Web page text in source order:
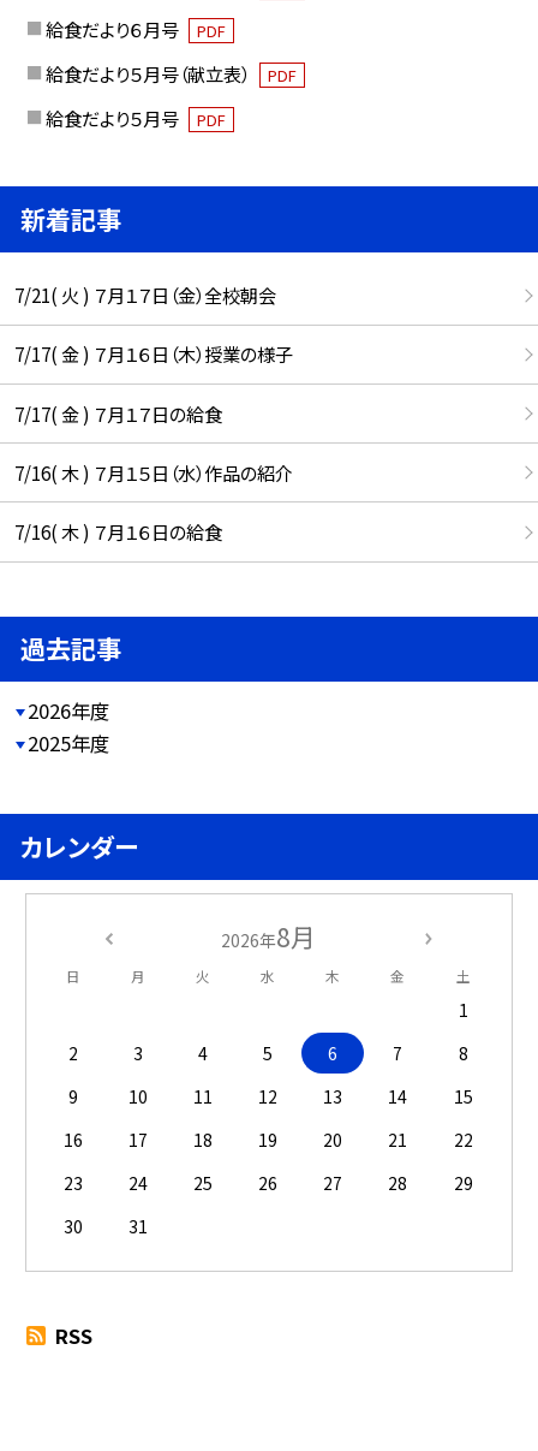
給食だより６月号 PDF
給食だより５月号（献立表） PDF
給食だより５月号 PDF
新着記事
7/21( 火 ) ７月１７日（金）全校朝会
7/17( 金 ) ７月１６日（木）授業の様子
7/17( 金 ) ７月１７日の給食
7/16( 木 ) ７月１５日（水）作品の紹介
7/16( 木 ) ７月１６日の給食
過去記事
2026年度
2025年度
カレンダー
2026年8月
日 月 火 水 木 金 土
1
2
3 4 5 6 7
8
9
10 11 12 13 14
15
16
17 18 19 20 21
22
23
24 25 26 27 28
29
30
31
RSS